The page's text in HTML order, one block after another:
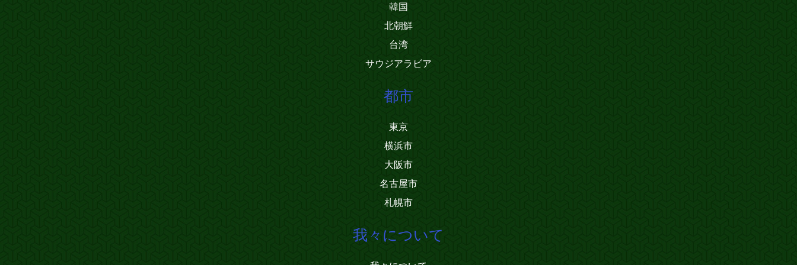
韓国
北朝鮮
台湾
サウジアラビア
都市
東京
横浜市
大阪市
名古屋市
札幌市
我々について